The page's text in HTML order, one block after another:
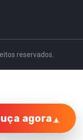
reservados.
agora